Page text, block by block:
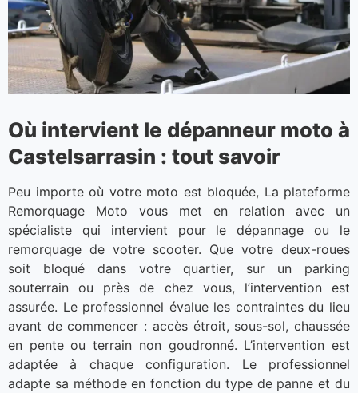
Où intervient le dépanneur moto à
Castelsarrasin : tout savoir
Peu importe où votre moto est bloquée, La plateforme
Remorquage Moto vous met en relation avec un
spécialiste qui intervient pour le dépannage ou le
remorquage de votre scooter. Que votre deux-roues
soit bloqué dans votre quartier, sur un parking
souterrain ou près de chez vous, l’intervention est
assurée. Le professionnel évalue les contraintes du lieu
avant de commencer : accès étroit, sous-sol, chaussée
en pente ou terrain non goudronné. L’intervention est
adaptée à chaque configuration. Le professionnel
adapte sa méthode en fonction du type de panne et du